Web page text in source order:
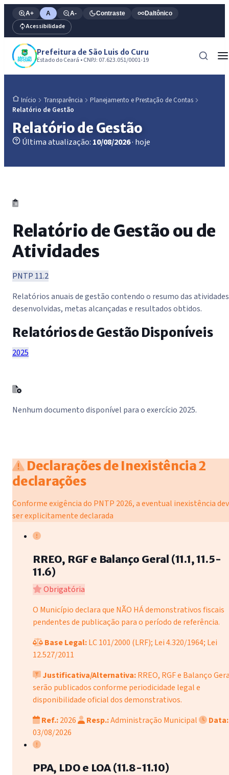
A+ A A- Contraste Daltônico
Acessibilidade
Prefeitura de São Luis do Curu
Estado do Ceará • CNPJ: 07.623.051/0001-19
Início Transparência
Planejamento e Prestação de Contas
Relatório de Gestão
Relatório de Gestão
Última atualização: 10/08/2026· hoje
Relatório de Gestão ou de
Atividades
PNTP 11.2
Relatórios anuais de gestão contendo o resumo das atividades
desenvolvidas, metas alcançadas e resultados obtidos.
Relatórios de Gestão Disponíveis
2025
Nenhum documento disponível para o exercício 2025.
Declarações de Inexistência2
declarações
Conforme exigência do PNTP 2026, a eventual inexistência
ser explicitamente declarada
RREO, RGF e Balanço Geral (11.1, 11.5-
11.6)
Obrigatória
O Município declara que NÃO HÁ demonstrativos fiscais
pendentes de publicação para o período de referência.
Base Legal:LC 101/2000 (LRF); Lei 4.320/1964; Lei
12.527/2011
Justificativa/Alternativa:RREO, RGF e Balanço
serão publicados conforme periodicidade legal e
disponibilidade oficial dos demonstrativos.
Ref.:2026 Resp.:Administração Municipal
Data:
03/08/2026
PPA, LDO e LOA (11.8-11.10)